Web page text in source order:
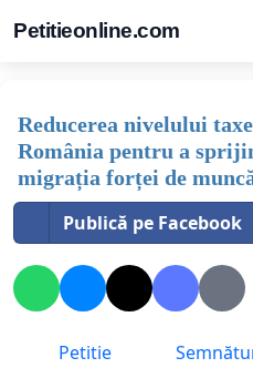
Petitieonline.com
Reducerea nivelului
România pentru a
migrația forței de
Publică pe Facebook
Petitie